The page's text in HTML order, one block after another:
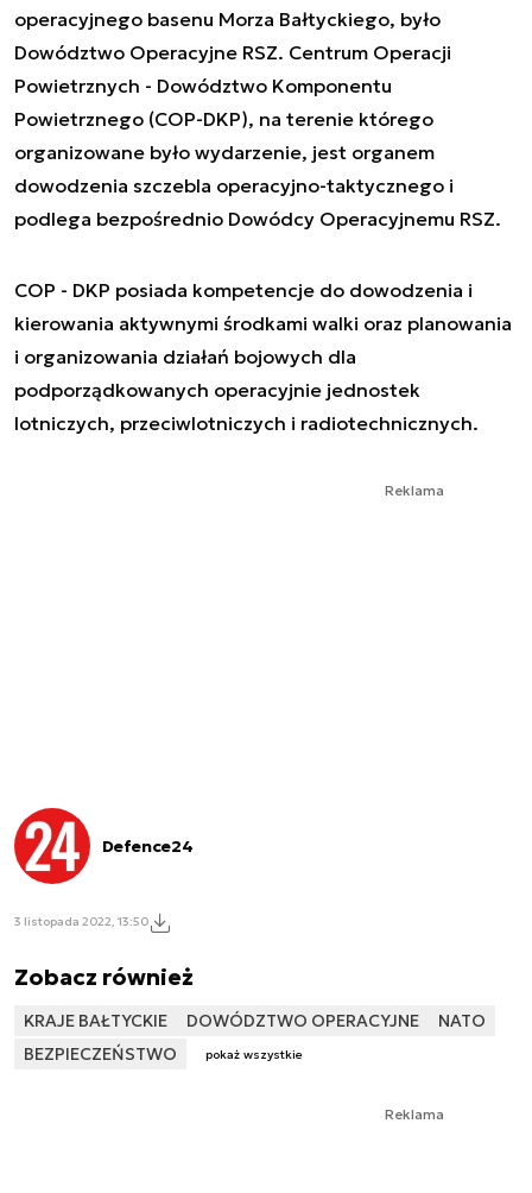
operacyjnego basenu Morza Bałtyckiego, było
Dowództwo Operacyjne RSZ. Centrum Operacji
Powietrznych - Dowództwo Komponentu
Powietrznego (COP-DKP), na terenie którego
organizowane było wydarzenie, jest organem
dowodzenia szczebla operacyjno-taktycznego i
podlega bezpośrednio Dowódcy Operacyjnemu RSZ.
COP - DKP posiada kompetencje do dowodzenia i
kierowania aktywnymi środkami walki oraz planowania
i organizowania działań bojowych dla
podporządkowanych operacyjnie jednostek
lotniczych, przeciwlotniczych i radiotechnicznych.
Reklama
Defence24
3 listopada 2022, 13:50
Zobacz również
KRAJE BAŁTYCKIE DOWÓDZTWO OPERACYJNE
NATO
BEZPIECZEŃSTWO
pokaż wszystkie
Reklama